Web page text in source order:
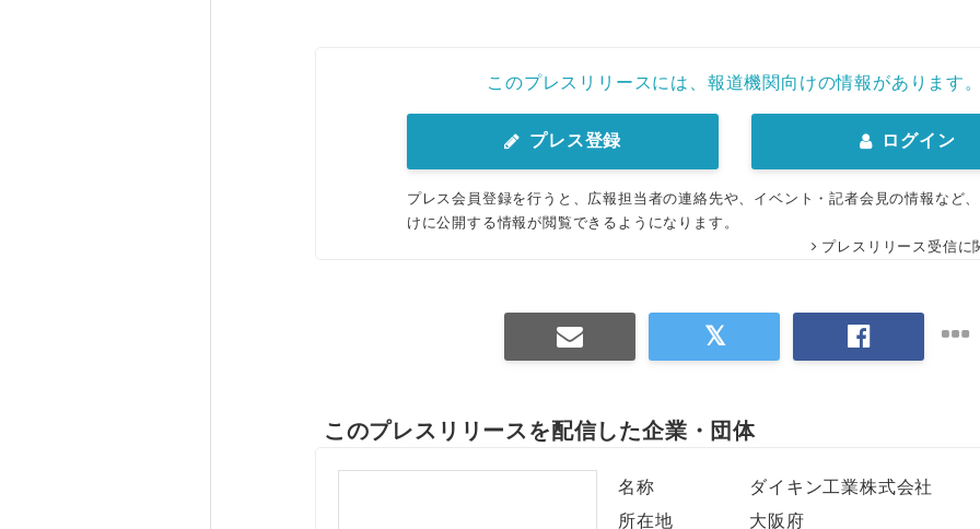
このプレスリリースには、報道機関向けの情報があります。
プレス登録 ログイン
プレス会員登録を行うと、広報担当者の連絡先や、イベント・記者会見の情報など
けに公開する情報が閲覧できるようになります。
プレスリリース受信に
このプレスリリースを配信した企業・団体
名称
ダイキン工業株式会社
所在地
大阪府